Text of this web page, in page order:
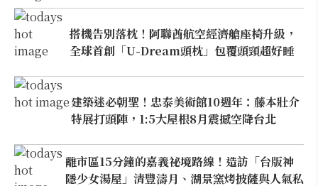
搭機告別落枕！阿聯酋航空經濟艙座椅升級，
全球首創「U-Dream頭枕」包覆頭頸超好睡
建築迷必朝聖！忠泰美術館10週年：藤本壯介
特展打頭陣，1:5大屋根8月震撼空降台北
離市區15分鐘的嘉義祕境路線！造訪「台版神
隱少女湯屋」清豐濤月、湖景窯烤披薩與人氣私